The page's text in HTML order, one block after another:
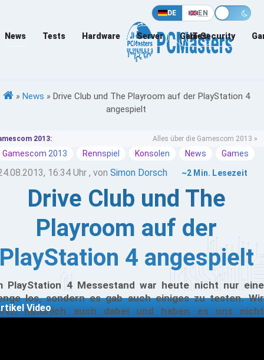
DE EN
News Tests Hardware Server Games
IT-Security
» News » Drive Club und The Playroom auf der PlayStation 4
angespielt
2013: Alles über die Gamescom 2013 »
Gamescom 2013 Rennspiel Konsolen News Games
16:34 Uhr , von Simon Dorsch ~2 Min. Lesezeit
Drive Club und The
Playroom auf der
4 angespielt
PlayStation 4 Messestand war heute nicht nur eine
los, sondern es gab auch einiges zu testen. Wir
natürlich auch dabei und haben es uns nicht
Video